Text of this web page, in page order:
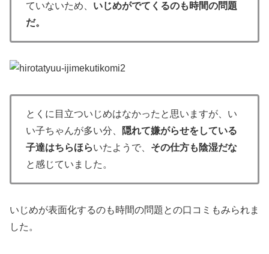
ていないため、 いじめがでてくるのも時間の問題
だ。
とくに目立ついじめはなかったと思いますが、い
い子ちゃんが多い分、
隠れて嫌がらせをしている
子達はちらほらいたようで、 その仕方も陰湿だな
と感じていました。
いじめが表面化するのも時間の問題との口コミもみられま
した。